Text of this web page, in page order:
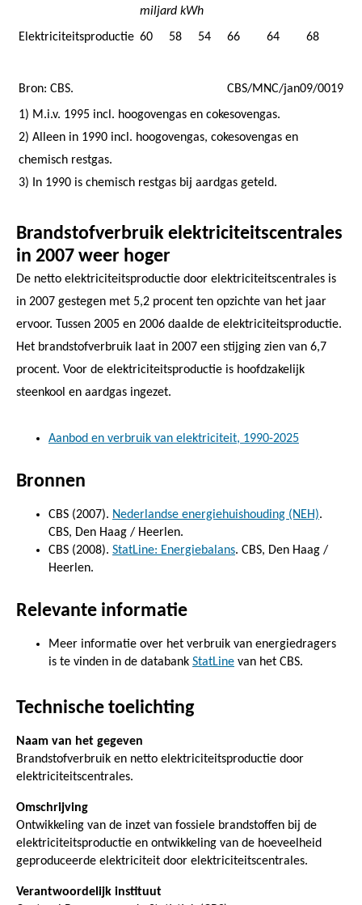
miljard kWh
Elektriciteitsproductie 60 58 54 66 64 68
Bron: CBS.
CBS/MNC/jan09/0019
1) M.i.v. 1995 incl. hoogovengas en cokesovengas.
2) Alleen in 1990 incl. hoogovengas, cokesovengas en
chemisch restgas.
3) In 1990 is chemisch restgas bij aardgas geteld.
Brandstofverbruik elektriciteitscentrales
in 2007 weer hoger
De netto elektriciteitsproductie door elektriciteitscentrales is
in 2007 gestegen met 5,2 procent ten opzichte van het jaar
ervoor. Tussen 2005 en 2006 daalde de elektriciteitsproductie.
Het brandstofverbruik laat in 2007 een stijging zien van 6,7
procent. Voor de elektriciteitsproductie is hoofdzakelijk
steenkool en aardgas ingezet.
Aanbod en verbruik van elektriciteit, 1990-2025
Bronnen
CBS (2007). Nederlandse energiehuishouding (NEH).
CBS, Den Haag / Heerlen.
CBS (2008). StatLine: Energiebalans. CBS, Den Haag /
Heerlen.
Relevante informatie
Meer informatie over het verbruik van energiedragers
is te vinden in de databank StatLine van het CBS.
Technische toelichting
Naam van het gegeven
Brandstofverbruik en netto elektriciteitsproductie door
elektriciteitscentrales.
Omschrijving
Ontwikkeling van de inzet van fossiele brandstoffen bij de
elektriciteitsproductie en ontwikkeling van de hoeveelheid
geproduceerde elektriciteit door elektriciteitscentrales.
Verantwoordelijk instituut